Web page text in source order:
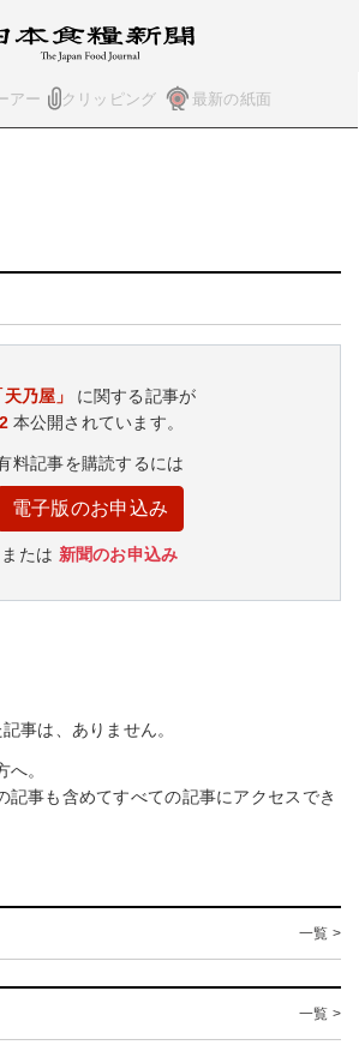
アー クリッピング 最新の紙面
天乃屋」
に関する記事が
2 本公開されています。
料記事を購読するには
電子版のお申込み
または 新聞のお申込み
事は、ありません。
。
記事も含めてすべての記事にアクセスでき
一覧 >
一覧 >